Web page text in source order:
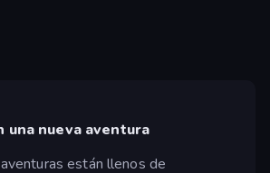
una nueva aventura
están llenos de